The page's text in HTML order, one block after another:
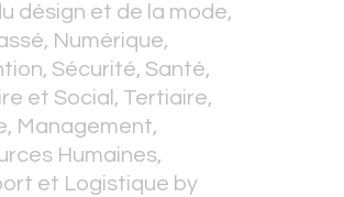
désign et de la mode,
, Numérique,
Sécurité, Santé,
et Social , Tertiaire,
Management,
Humaines,
et Logistique by